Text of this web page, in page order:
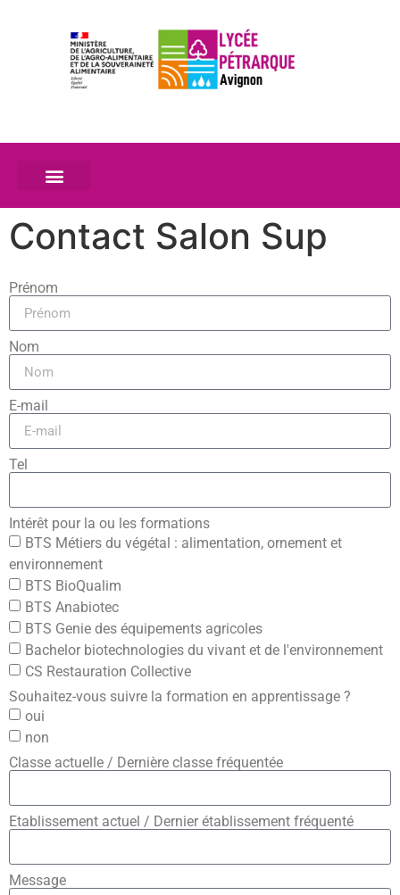
Contact Salon Sup
Prénom
Nom
E-mail
Tel
Intérêt pour la ou les formations
BTS Métiers du végétal : alimentation, ornement et
environnement
BTS BioQualim
BTS Anabiotec
BTS Genie des équipements agricoles
Bachelor biotechnologies du vivant et de l'environnement
CS Restauration Collective
Souhaitez-vous suivre la formation en apprentissage ?
oui
non
Classe actuelle / Dernière classe fréquentée
Etablissement actuel / Dernier établissement fréquenté
Message